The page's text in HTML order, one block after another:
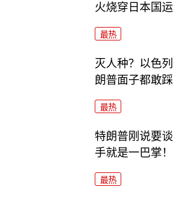
火烧穿日本国运
最热
灭人种？以色
朗普面子都敢踩
最热
特朗普刚说要
手就是一巴掌！
最热